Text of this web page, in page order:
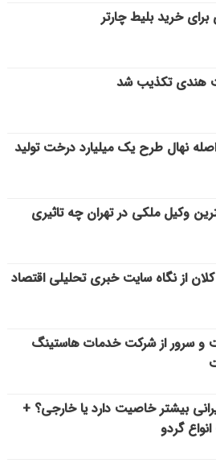
خرید بلیط چارتر
هندی تکذیب شد
اصله نهال طرح یک میلیارد درخت تولید
وکیل ملکی در تهران چه تاثیری
کلان از نگاه سایت خبری تحلیلی اقتصاد
سرور از شرکت خدمات هاستینگ
بیشتر خاصیت دارد یا خارجی؟ +
گردو